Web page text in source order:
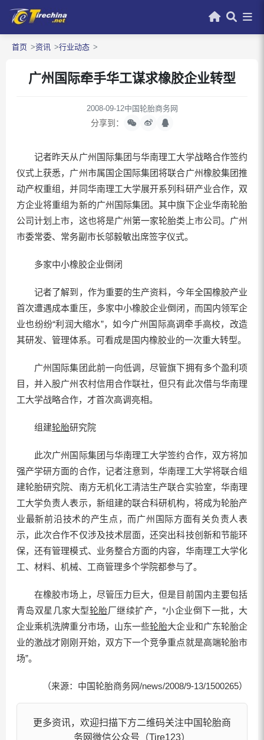
首页 资讯 行业动态
广州国际牵手华工谋求橡胶企业转型
2008-09-12中国轮胎商务网
分享到：
记者昨天从广州国际集团与华南理工大学战略合作签约
仪式上获悉，广州市属国企国际集团将联合广州橡胶集团推
动产权重组，并同华南理工大学展开系列科研产业合作，双
方企业将重组为新的广州国际集团。其中旗下企业华南轮胎
公司计划上市，这也将是广州第一家轮胎类上市公司。广州
市委常委、常务副市长邬毅敏出席签字仪式。
多家中小橡胶企业倒闭
记者了解到，作为重要的生产资料，今年全国橡胶产业
首次遭遇成本重压，多家中小橡胶企业倒闭，而国内领军企
业也纷纷“利润大缩水”，如今广州国际高调牵手高校，改造
其研发、管理体系。可看成是国内橡胶业的一次重大转型。
广州国际集团此前一向低调，尽管旗下拥有多个盈利项
目，并入股广州农村信用合作联社，但只有此次借与华南理
工大学战略合作，才首次高调亮相。
组建轮胎研究院
此次广州国际集团与华南理工大学签约合作，双方将加
强产学研方面的合作，记者注意到，华南理工大学将联合组
建轮胎研究院、南方无机化工清洁生产联合实验室，华南理
工大学负责人表示，新组建的联合科研机构，将成为轮胎产
业最新前沿技术的产生点，而广州国际方面有关负责人表
示，此次合作不仅涉及技术层面，还突出科技创新和节能环
保，还有管理模式、业务整合方面的内容，华南理工大学化
工、材料、机械、工商管理多个学院都参与了。
在橡胶市场上，尽管压力巨大，但是目前国内主要包括
青岛双星几家大型轮胎厂继续扩产，“小企业倒下一批，大
企业乘机洗牌重分市场，山东一些轮胎大企业和广东轮胎企
业的激战才刚刚开始，双方下一个竞争重点就是高端轮胎市
场”。
（来源：中国轮胎商务网/news/2008/9-13/1500265）
更多资讯，欢迎扫描下方二维码关注中国轮胎商
务网微信公众号（Tire123）